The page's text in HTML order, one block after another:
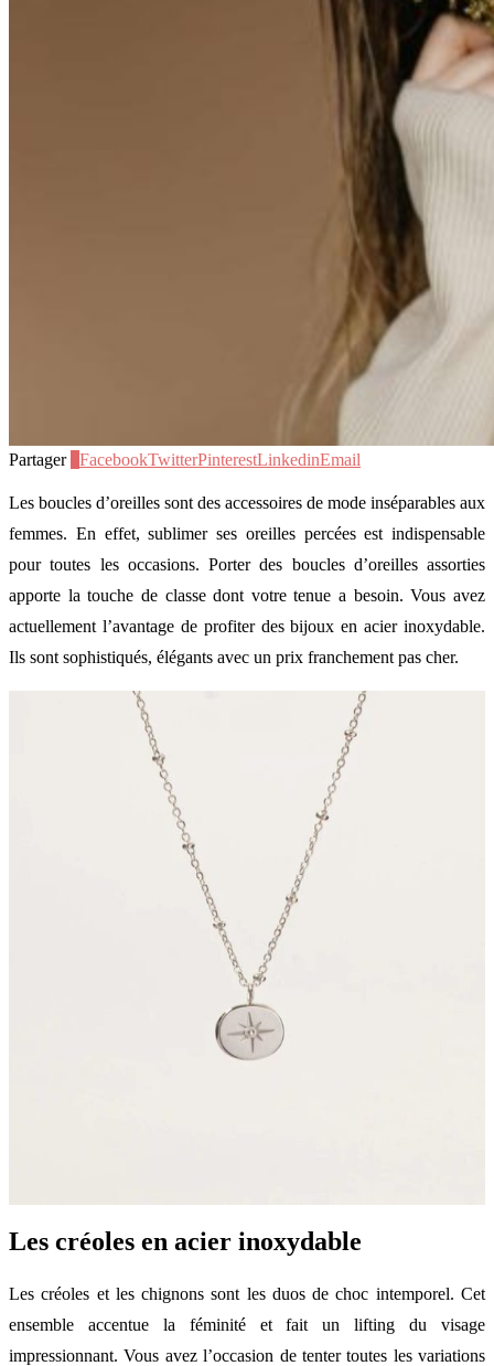
Partager FacebookTwitterPinterestLinkedinEmail
Les boucles d’oreilles sont des accessoires de mode inséparables aux
femmes. En effet, sublimer ses oreilles percées est indispensable
pour toutes les occasions. Porter des boucles d’oreilles assorties
apporte la touche de classe dont votre tenue a besoin. Vous avez
actuellement l’avantage de profiter des bijoux en acier inoxydable.
Ils sont sophistiqués, élégants avec un prix franchement pas cher.
Les créoles en acier inoxydable
Les créoles et les chignons sont les duos de choc intemporel. Cet
ensemble accentue la féminité et fait un lifting du visage
impressionnant. Vous avez l’occasion de tenter toutes les variations